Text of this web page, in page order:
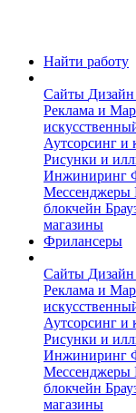
Найти работу
Сайты Дизайн
Реклама и
Аутсорсинг и
Рисунки и
Инжиниринг
Мессенджеры
блокчейн
магазины
Фрилансеры
Сайты Дизайн
Реклама и
Аутсорсинг и
Рисунки и
Инжиниринг
Мессенджеры
блокчейн
магазины